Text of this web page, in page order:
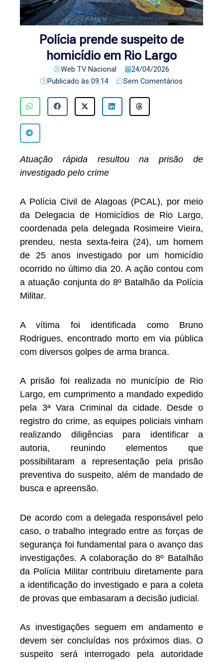
Polícia prende suspeito de
homicídio em Rio Largo
Web TV Nacional
24/04/2026
Publicado às 09:14 Sem Comentários
Atuação rápida resultou na prisão de
investigado pelo crime
A Polícia Civil de Alagoas (PCAL), por meio
da Delegacia de Homicídios de Rio Largo,
coordenada pela delegada Rosimeire Vieira,
prendeu, nesta sexta-feira (24), um homem
de 25 anos investigado por um homicídio
ocorrido no último dia 20. A ação contou com
a atuação conjunta do 8º Batalhão da Polícia
Militar.
A vítima foi identificada como Bruno
Rodrigues, encontrado morto em via pública
com diversos golpes de arma branca.
A prisão foi realizada no município de Rio
Largo, em cumprimento a mandado expedido
pela 3ª Vara Criminal da cidade. Desde o
registro do crime, as equipes policiais vinham
realizando diligências para identificar a
autoria, reunindo elementos que
possibilitaram a representação pela prisão
preventiva do suspeito, além de mandado de
busca e apreensão.
De acordo com a delegada responsável pelo
caso, o trabalho integrado entre as forças de
segurança foi fundamental para o avanço das
investigações. A colaboração do 8º Batalhão
da Polícia Militar contribuiu diretamente para
a identificação do investigado e para a coleta
de provas que embasaram a decisão judicial.
As investigações seguem em andamento e
devem ser concluídas nos próximos dias. O
suspeito será interrogado pela autoridade